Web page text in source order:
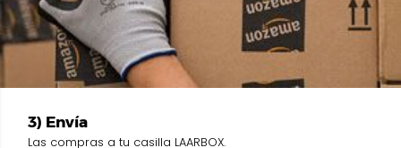
3) Envía
Las compras a tu casilla LAARBOX.